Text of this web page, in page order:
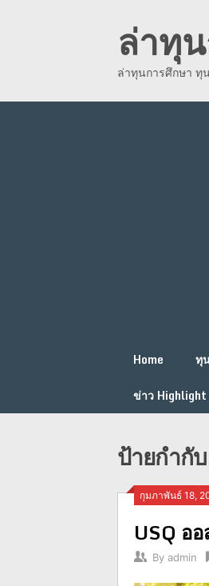
ล่าทุ
ล่าทุนการศึกษา ทุ
Home ทุ
ข่าว Highlight
ป้ายกำกั
กุมภาพันธ์ 18,
USQ อ
By admin